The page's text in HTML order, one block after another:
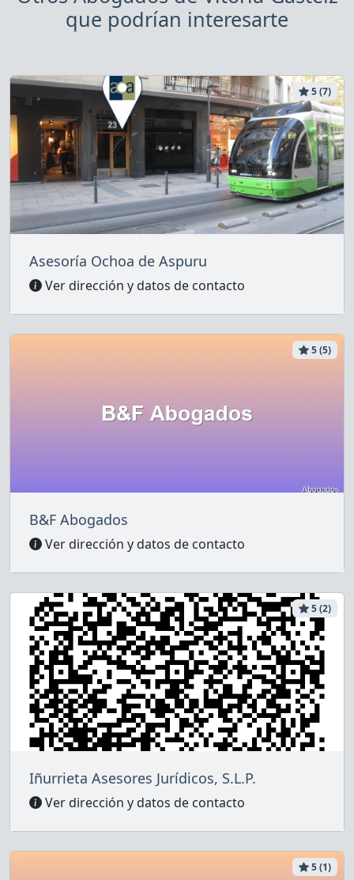
que podrían interesarte
5 (7)
Asesoría Ochoa de Aspuru
Ver dirección y datos de contacto
5 (5)
B&F Abogados
Ver dirección y datos de contacto
5 (2)
Iñurrieta Asesores Jurídicos, S.L.P.
Ver dirección y datos de contacto
5 (1)